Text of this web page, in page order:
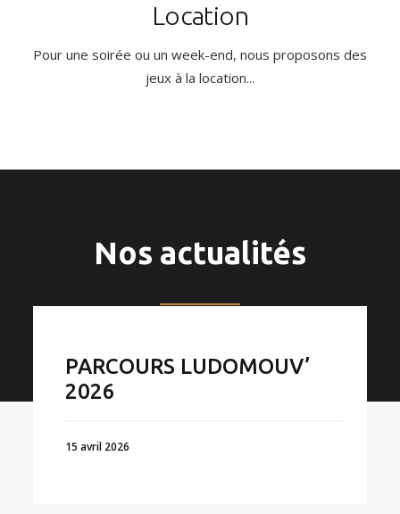
Location
Pour une soirée ou un week-end, nous proposons des
jeux à la location...
Nos actualités
PARCOURS LUDOMOUV’
2026
15 avril 2026